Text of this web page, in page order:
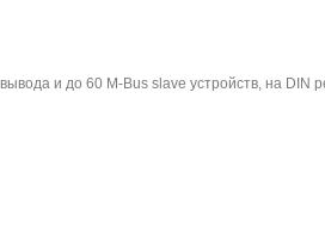
и до 60 M-Bus slave устройств, на DIN